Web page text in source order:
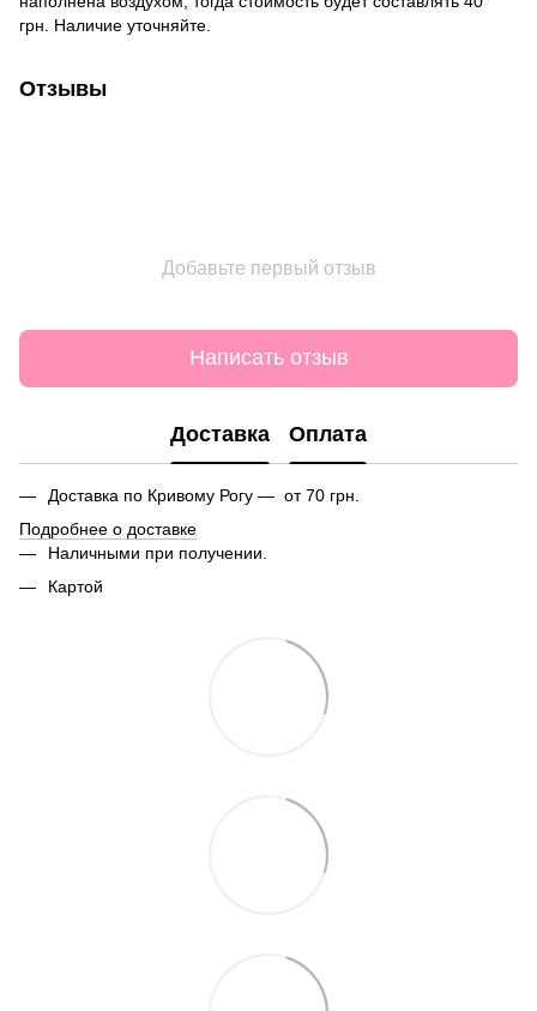
грн. Наличие уточняйте.
Отзывы
Добавьте первый отзыв
Написать отзыв
Доставка Оплата
Доставка по Кривому Рогу — от 70 грн.
Подробнее о доставке
Наличными при получении.
Картой